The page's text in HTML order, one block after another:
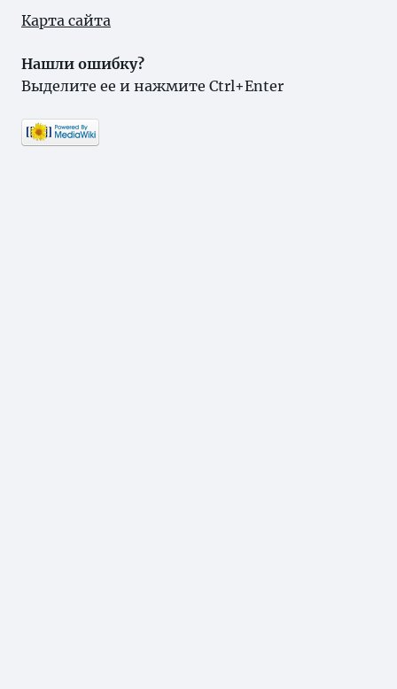
Карта сайта
Нашли ошибку?
Выделите ее и нажмите Ctrl+Enter